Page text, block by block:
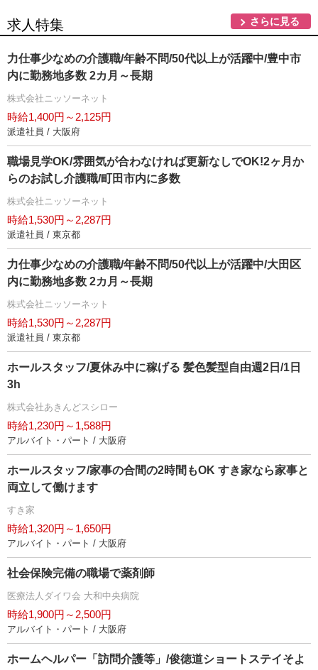
求人特集 さらに見る
力仕事少なめの介護職/年齢不問/50代以上が活躍中/豊中市
内に勤務地多数 2カ月～長期
株式会社ニッソーネット
時給1,400円～2,125円
派遣社員 / 大阪府
職場見学OK/雰囲気が合わなければ更新なしでOK!2ヶ月か
らのお試し介護職/町田市内に多数
株式会社ニッソーネット
時給1,530円～2,287円
派遣社員 / 東京都
力仕事少なめの介護職/年齢不問/50代以上が活躍中/大田区
内に勤務地多数 2カ月～長期
株式会社ニッソーネット
時給1,530円～2,287円
派遣社員 / 東京都
ホールスタッフ/夏休み中に稼げる 髪色髪型自由週2日/1日
3h
株式会社あきんどスシロー
時給1,230円～1,588円
アルバイト・パート / 大阪府
ホールスタッフ/家事の合間の2時間もOK すき家なら家事と
両立して働けます
すき家
時給1,320円～1,650円
アルバイト・パート / 大阪府
社会保険完備の職場で薬剤師
医療法人ダイワ会 大和中央病院
時給1,900円～2,500円
アルバイト・パート / 大阪府
ホームヘルパー「訪問介護等」/俊徳道ショートステイそよ